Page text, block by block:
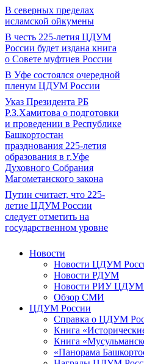
В северных пределах
исламской ойкумены
В честь 225-летия ЦДУМ
России будет издана книга
о Совете муфтиев России
В Уфе состоялся очередной
пленум ЦДУМ России
Указ Президента РБ
Р.З.Хамитова о подготовки
и проведении в Республике
Башкортостан
празднования 225-летия
образования в г.Уфе
Духовного Собрания
Магометанского закона
Путин считает, что 225-
летие ЦДУМ России
следует отметить на
государственном уровне
Новости
Новости ЦДУМ
Новости РДУМ
Новости РИУ ЦДУМ
Обзор СМИ
ЦДУМ России
Справка о ЦДУМ
Книга
Книга
«Панорама